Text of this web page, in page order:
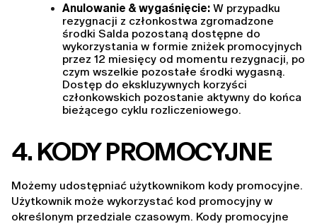
Anulowanie & wygaśnięcie: W przypadku
rezygnacji z członkostwa zgromadzone
środki Salda pozostaną dostępne do
wykorzystania w formie zniżek promocyjnych
przez 12 miesięcy od momentu rezygnacji, po
czym wszelkie pozostałe środki wygasną.
Dostęp do ekskluzywnych korzyści
członkowskich pozostanie aktywny do końca
bieżącego cyklu rozliczeniowego.
4. KODY PROMOCYJNE
Możemy udostępniać użytkownikom kody promocyjne.
Użytkownik może wykorzystać kod promocyjny w
określonym przedziale czasowym. Kody promocyjne